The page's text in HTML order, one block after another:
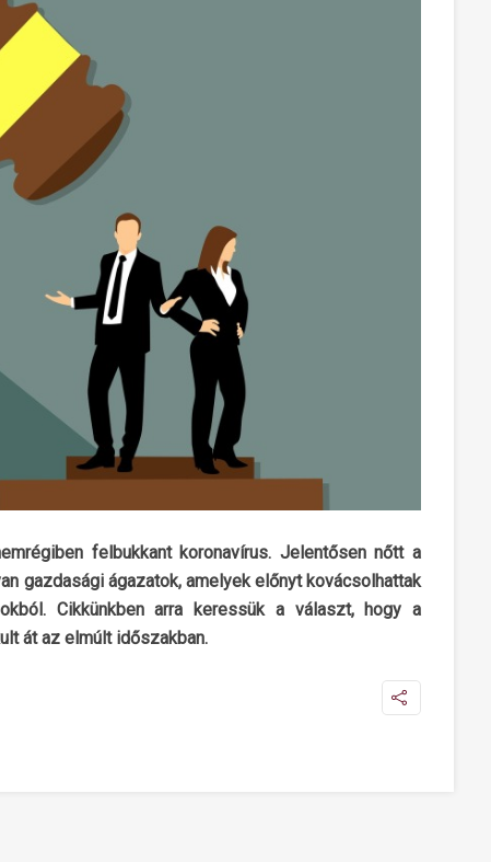
felbukkant koronavírus. Jelentősen nőtt a
gazdasági ágazatok, amelyek előnyt kovácsolhattak
Cikkünkben arra keressük a választ, hogy a
át az elmúlt időszakban.